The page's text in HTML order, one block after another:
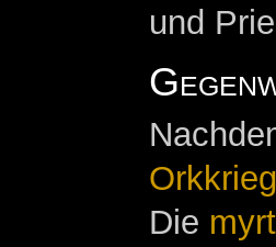
und
Orkkrieg
Die